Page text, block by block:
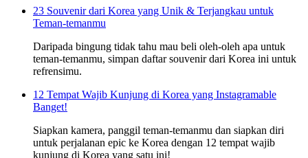
23 Souvenir dari Korea yang Unik & Terjangkau untuk
Teman-temanmu
Daripada bingung tidak tahu mau beli oleh-oleh apa untuk
teman-temanmu, simpan daftar souvenir dari Korea ini untuk
refrensimu.
12 Tempat Wajib Kunjung di Korea yang Instagramable
Banget!
Siapkan kamera, panggil teman-temanmu dan siapkan diri
untuk perjalanan epic ke Korea dengan 12 tempat wajib
kunjung di Korea yang satu ini!